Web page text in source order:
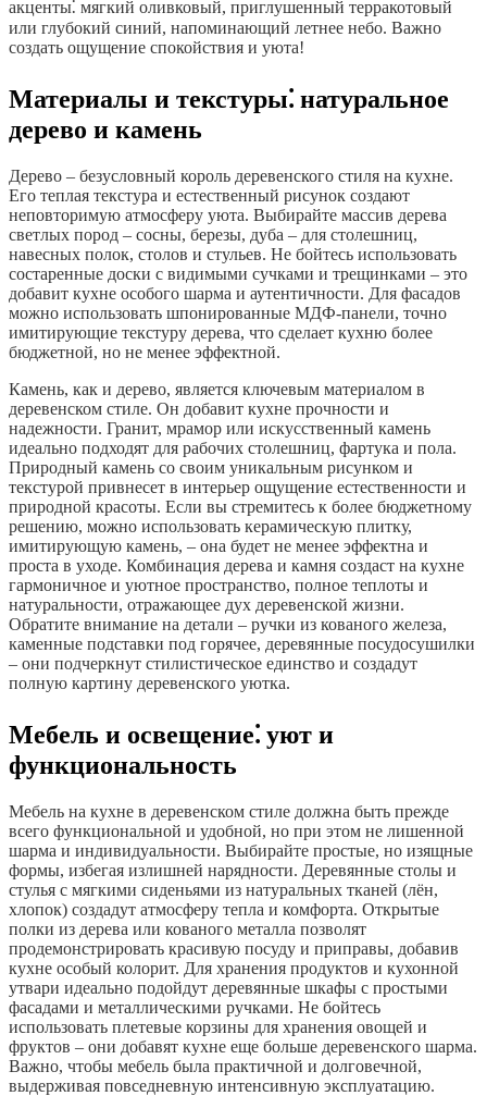
акценты⁚ мягкий оливковый, приглушенный терракотовый
или глубокий синий, напоминающий летнее небо. Важно
создать ощущение спокойствия и уюта!
Материалы и текстуры⁚ натуральное
дерево и камень
Дерево – безусловный король деревенского стиля на кухне.
Его теплая текстура и естественный рисунок создают
неповторимую атмосферу уюта. Выбирайте массив дерева
светлых пород – сосны, березы, дуба – для столешниц,
навесных полок, столов и стульев. Не бойтесь использовать
состаренные доски с видимыми сучками и трещинками – это
добавит кухне особого шарма и аутентичности. Для фасадов
можно использовать шпонированные МДФ-панели, точно
имитирующие текстуру дерева, что сделает кухню более
бюджетной, но не менее эффектной.
Камень, как и дерево, является ключевым материалом в
деревенском стиле. Он добавит кухне прочности и
надежности. Гранит, мрамор или искусственный камень
идеально подходят для рабочих столешниц, фартука и пола.
Природный камень со своим уникальным рисунком и
текстурой привнесет в интерьер ощущение естественности и
природной красоты. Если вы стремитесь к более бюджетному
решению, можно использовать керамическую плитку,
имитирующую камень, – она будет не менее эффектна и
проста в уходе. Комбинация дерева и камня создаст на кухне
гармоничное и уютное пространство, полное теплоты и
натуральности, отражающее дух деревенской жизни.
Обратите внимание на детали – ручки из кованого железа,
каменные подставки под горячее, деревянные посудосушилки
– они подчеркнут стилистическое единство и создадут
полную картину деревенского уютка.
Мебель и освещение⁚ уют и
функциональность
Мебель на кухне в деревенском стиле должна быть прежде
всего функциональной и удобной, но при этом не лишенной
шарма и индивидуальности. Выбирайте простые, но изящные
формы, избегая излишней нарядности. Деревянные столы и
стулья с мягкими сиденьями из натуральных тканей (лён,
хлопок) создадут атмосферу тепла и комфорта. Открытые
полки из дерева или кованого металла позволят
продемонстрировать красивую посуду и приправы, добавив
кухне особый колорит. Для хранения продуктов и кухонной
утвари идеально подойдут деревянные шкафы с простыми
фасадами и металлическими ручками. Не бойтесь
использовать плетевые корзины для хранения овощей и
фруктов – они добавят кухне еще больше деревенского шарма.
Важно, чтобы мебель была практичной и долговечной,
выдерживая повседневную интенсивную эксплуатацию.